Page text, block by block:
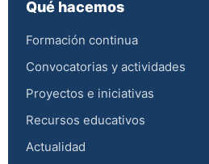
Qué hacemos
Formación continua
Convocatorias y actividades
Proyectos e iniciativas
Recursos educativos
Actualidad